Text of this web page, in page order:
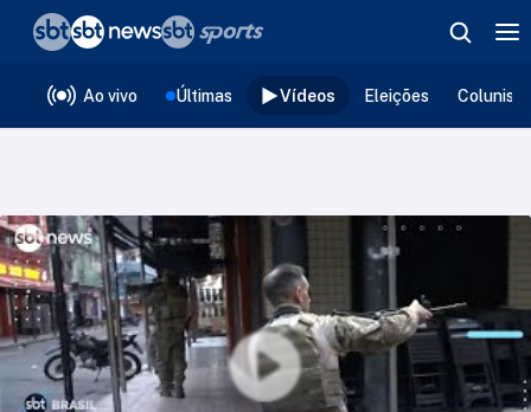
Ao vivo Últimas Vídeos Eleições
❮voltar
Editorias